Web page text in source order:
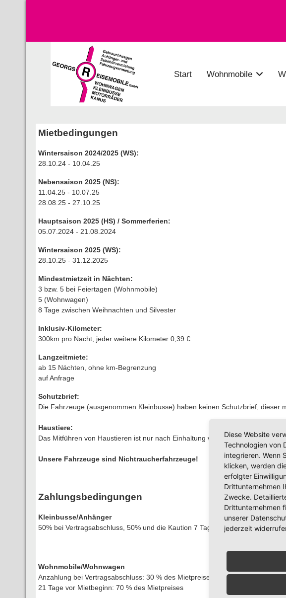
Start Wohnmobile
Mietbedingungen
Wintersaison 2024/2025 (WS):
28.10.24 - 10.04.25
Nebensaison 2025 (NS):
11.04.25 - 10.07.25
28.08.25 - 27.10.25
Hauptsaison 2025 (HS) / Sommerferien:
05.07.2024 - 21.08.2024
Wintersaison 2025 (WS):
28.10.25 - 31.12.2025
Mindestmietzeit in Nächten:
3 bzw. 5 bei Feiertagen (Wohnmobile)
5 (Wohnwagen)
8 Tage zwischen Weihnachten und Silvester
Inklusiv-Kilometer:
300km pro Nacht, jeder weitere Kilometer 0,39 €
Langzeitmiete:
ab 15 Nächten, ohne km-Begrenzung
auf Anfrage
Schutzbrief:
Die Fahrzeuge (ausgenommen Kleinbusse) haben keinen Schutzbrief, dieser
Haustiere:
Das Mitführen von Haustieren ist nur nach Einhaltung von
Unsere Fahrzeuge sind Nichtraucherfahrzeuge!
Zahlungsbedingungen
Kleinbusse/Anhänger
50% bei Vertragsabschluss, 50% und die Kaution 7 Tage vorher per
Wohnmobile/Wohnwagen
Anzahlung bei Vertragsabschluss: 30 % des Mietpreises
21 Tage vor Mietbeginn: 70 % des Mietpreises
Diese Website
Technologien von
integrieren. Wenn
klicken, werden
erfolgter
Drittunternehmen
Zwecke.
Drittunternehmen
unserer
jederzeit